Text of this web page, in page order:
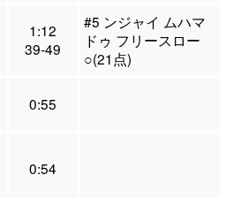
1:12
39-49
#5 ンジャイ ムハマ
ドゥ フリースロー
○(21点)
0:55
0:54